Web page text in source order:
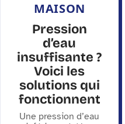
MAISON
Pression
d’eau
insuffisante ?
Voici les
solutions qui
fonctionnent
Une pression d’eau